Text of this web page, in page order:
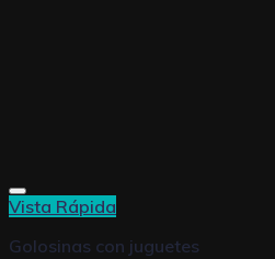
Vista Rápida
Golosinas con juguetes